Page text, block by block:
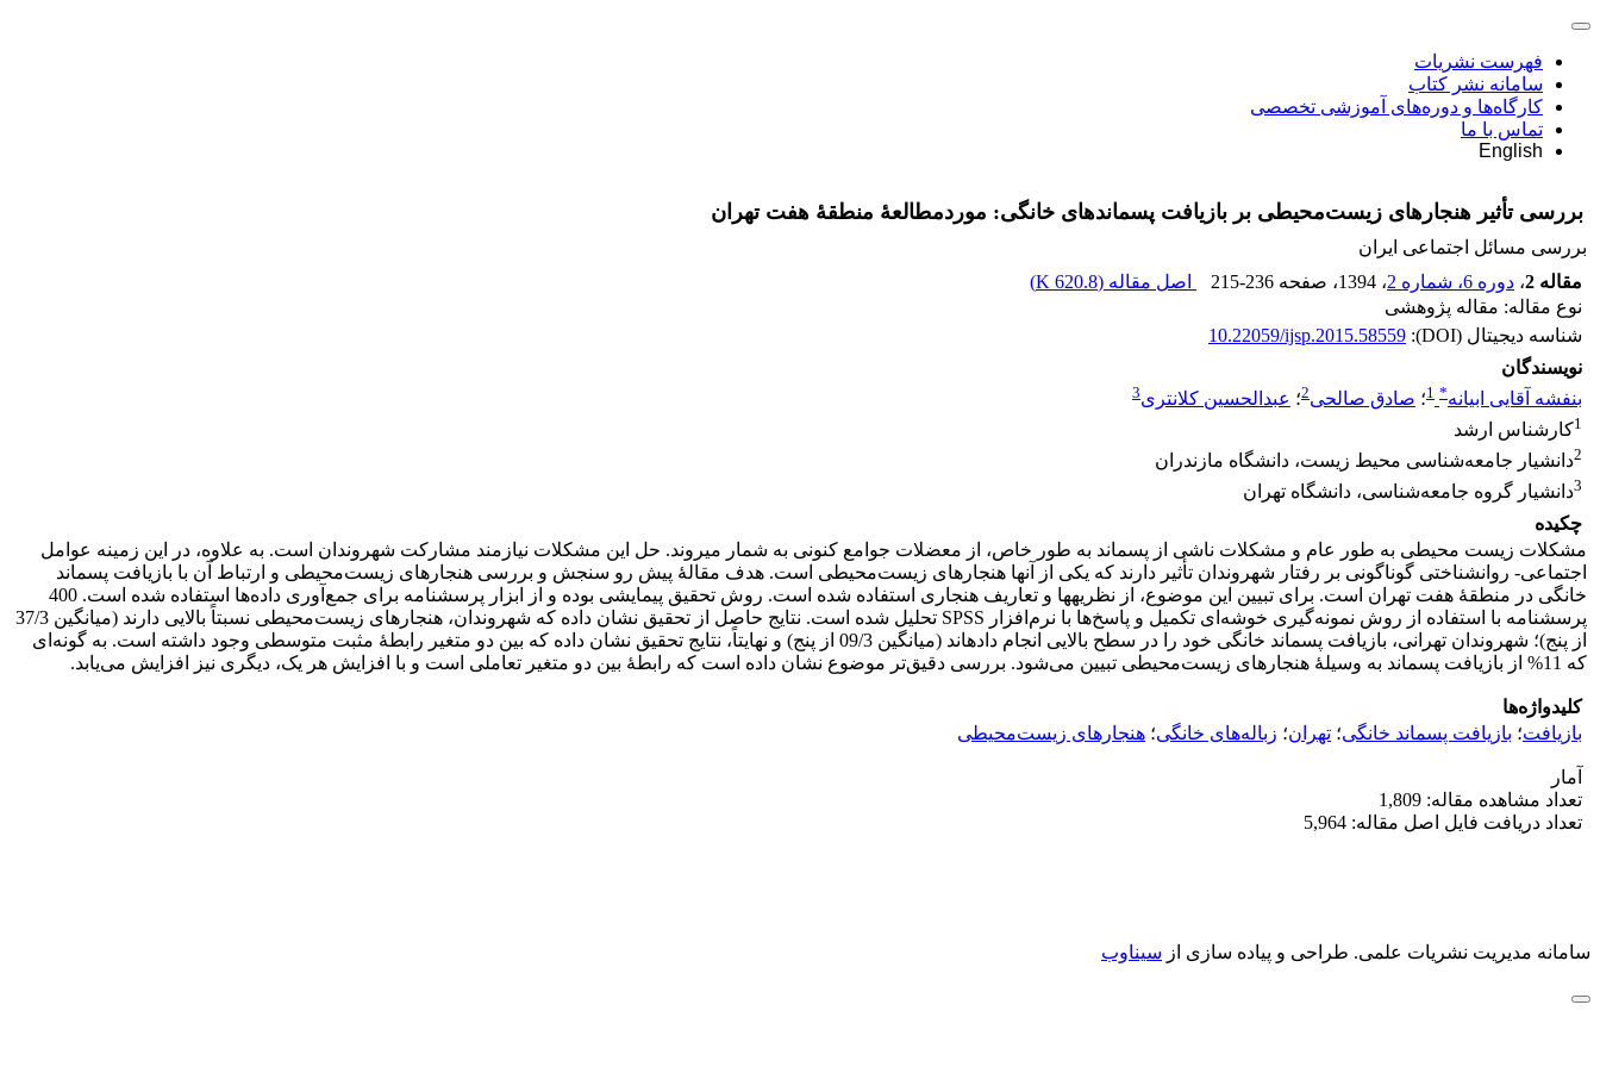
فهرست نشریات
سامانه نشر کتاب
کارگاه‌ها و دوره‌های آموزشی تخصصی
تماس با ما
English
بررسی تأثیر هنجارهای زیست‌محیطی بر بازیافت پسماندهای خانگی: موردمطالعۀ منطقۀ هفت تهران
بررسی مسائل اجتماعی ایران
مقاله 2
، دوره 6، شماره 2 ، 1394 ، صفحه 215-236 اصل مقاله (620.8 K
)
نوع مقاله: مقاله پژوهشی
شناسه دیجیتال (DOI):
10.22059/ijsp.2015.58559
نویسندگان
بنفشه آقایی ابیانه*
1؛ صادق صالحی2؛ عبدالحسین کلانتری3
1کارشناس ارشد
2دانشیار جامعه‌شناسی محیط زیست، دانشگاه مازندران
3دانشیار گروه جامعه‌شناسی، دانشگاه تهران
چکیده
مشکلات زیست محیطی به طور عام و مشکلات ناشی از پسماند به طور خاص، از معضلات جوامع کنونی به شمار می­روند. حل این مشکلات نیازمند مشارکت شهروندان است. به علاوه، در این زمینه عوامل
اجتماعی- روانشناختی گوناگونی بر رفتار شهروندان تأثیر دارند که یکی از آنها هنجارهای زیست‌محیطی است. هدف مقالۀ پیش رو سنجش و بررسی هنجارهای زیست‌محیطی و ارتباط آن با بازیافت پسماند
خانگی در منطقۀ هفت تهران است. برای تبیین این موضوع، از نظریه­ها و تعاریف هنجاری استفاده شده است. روش تحقیق پیمایشی بوده و از ابزار پرسشنامه برای جمع‌آوری داده‌ها استفاده شده‌ است. 400
پرسشنامه با استفاده از روش نمونه‌گیری خوشه‌ای تکمیل و پاسخ‌ها با نرم‌افزار SPSS تحلیل شده است. نتایج حاصل از تحقیق نشان داده که شهروندان، هنجارهای زیست‌محیطی نسبتاً بالایی دارند (میانگین 37/3
از پنج)؛ شهروندان تهرانی، بازیافت پسماند خانگی خود را در سطح بالایی انجام داده­اند (میانگین 09/3 از پنج) و نهایتاً، نتایج تحقیق نشان داده که بین دو متغیر رابطۀ مثبت متوسطی وجود داشته است. به گونه‌ای
که 11% از بازیافت پسماند به وسیلۀ هنجارهای زیست‌محیطی تبیین می‌شود. بررسی دقیق‌تر موضوع نشان داده است که رابطۀ بین دو متغیر تعاملی است و با افزایش هر یک، دیگری نیز افزایش می‌یابد.
کلیدواژه‌ها
بازیافت؛ بازیافت پسماند خانگی؛ تهران؛ زباله‌های خانگی؛ هنجارهای زیست‌محیطی
آمار
تعداد مشاهده مقاله: 1,809
تعداد دریافت فایل اصل مقاله: 5,964
سامانه مدیریت نشریات علمی. طراحی و پیاده سازی از سیناوب